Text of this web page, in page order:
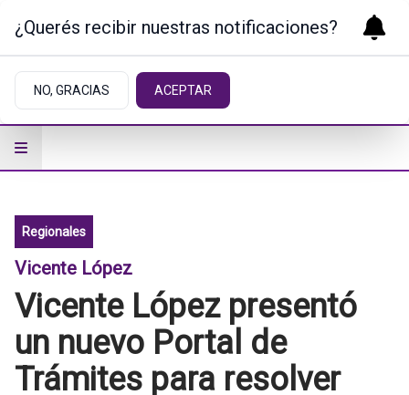
Regionales
Vicente López
Vicente López presentó
un nuevo Portal de
Trámites para resolver
¿Querés recibir nuestras notificaciones?
NO, GRACIAS ACEPTAR